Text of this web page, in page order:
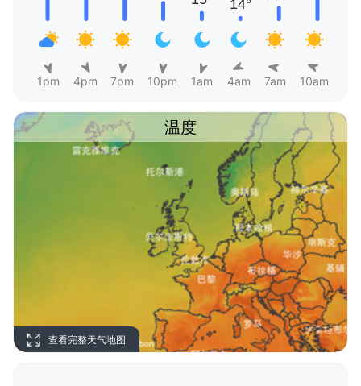
1pm 4pm 7pm 10pm 1am 4am 7am 10am
温度
查看完整天气地图